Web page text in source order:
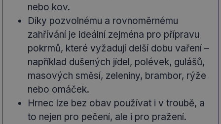
nebo kov.
Díky pozvolnému a rovnoměrnému
zahřívání je ideální zejména pro přípravu
pokrmů, které vyžadují delší dobu vaření –
například dušených jídel, polévek, gulášů,
masových směsí, zeleniny, brambor, rýže
nebo omáček.
Hrnec lze bez obav používat i v troubě, a
to nejen pro pečení, ale i pro pražení.